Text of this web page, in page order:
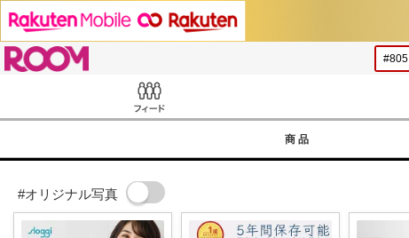
商品
#オリジナル写真